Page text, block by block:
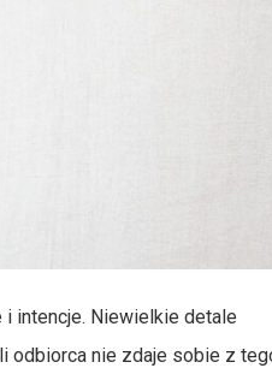
intencje. Niewielkie detale
odbiorca nie zdaje sobie z